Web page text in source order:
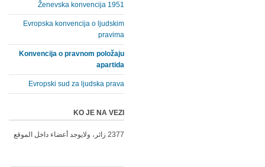
Ženevska konvencija 1951
Evropska konvencija o ljudskim
pravima
Konvencija o pravnom položaju
apartida
Evropski sud za ljudska prava
KO JE NA VEZI
2377 زائر، ولايوجد أعضاء داخل الموقع